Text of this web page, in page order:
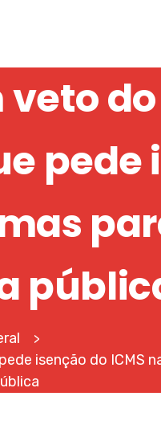
pede
>
isenção do ICMS